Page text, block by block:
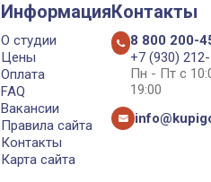
Информация
О студии
Цены
Оплата
FAQ
Вакансии
Правила сайта
Контакты
Карта сайта
Контакты
8 800 200-
+7 (930)
Пн - Пт с
19:00